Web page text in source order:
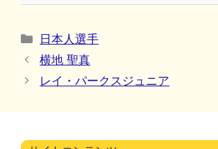
カ
テ
ゴ
リ
日本人選手
横地 聖真
レイ・パークスジュニア